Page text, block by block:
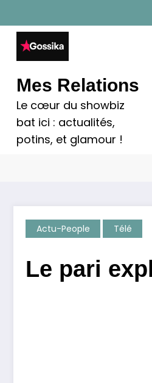
au
contenu
Mes Relations
Le cœur du showbiz
bat ici : actualités,
potins, et glamour !
Le Pari
Sous Contrôle
Actu-People Télé
Le pari